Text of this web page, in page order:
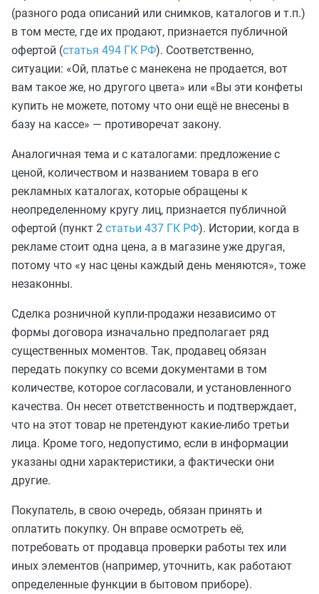
(разного рода описаний или снимков, каталогов и т.п.)
в том месте, где их продают, признается публичной
офертой (статья 494 ГК РФ). Соответственно,
ситуации: «Ой, платье с манекена не продается, вот
вам такое же, но другого цвета» или «Вы эти конфеты
купить не можете, потому что они ещё не внесены в
базу на кассе» — противоречат закону.
Аналогичная тема и с каталогами: предложение с
ценой, количеством и названием товара в его
рекламных каталогах, которые обращены к
неопределенному кругу лиц, признается публичной
офертой (пункт 2 статьи 437 ГК РФ). Истории, когда в
рекламе стоит одна цена, а в магазине уже другая,
потому что «у нас цены каждый день меняются», тоже
незаконны.
Сделка розничной купли-продажи независимо от
формы договора изначально предполагает ряд
существенных моментов. Так, продавец обязан
передать покупку со всеми документами в том
количестве, которое согласовали, и установленного
качества. Он несет ответственность и подтверждает,
что на этот товар не претендуют какие-либо третьи
лица. Кроме того, недопустимо, если в информации
указаны одни характеристики, а фактически они
другие.
Покупатель, в свою очередь, обязан принять и
оплатить покупку. Он вправе осмотреть её,
потребовать от продавца проверки работы тех или
иных элементов (например, уточнить, как работают
определенные функции в бытовом приборе).